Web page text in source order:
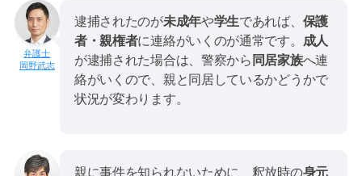
岡野武志
逮捕されたのが未成年や学生であれば、 保護
者・親権者に連絡がいくのが通常です。 成人
が逮捕された場合は、警察から 同居家族へ連
絡がいくので、親と同居しているかどうかで
状況が変わります。
親に事件を知られないために、釈放時の身元